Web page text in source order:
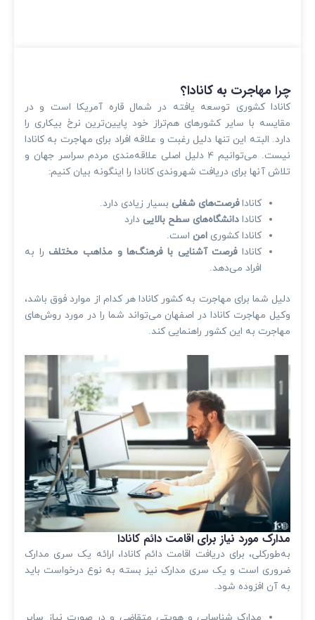
چرا مهاجرت به کانادا؟
کانادا کشوری توسعه یافته در شمال قاره آمریکا است و در
مقایسه با سایر کشورهای هم‌تراز خود پایین‌ترین نرخ بیکاری را
دارد. البته این تنها دلیل رغبت و علاقه افراد برای مهاجرت به کانادا
نیست. می‌توانیم 4 دلیل اصلی علاقه‌مندی مردم سراسر جهان و
تلاش آنها برای دریافت شهروندی کانادا را اینگونه بیان کنیم:
کانادافرصت‌های شغلی بسیار زیادی دارد.
کانادادانشگاه‌های سطح بالایی دارد
کانادا کشوریامن است.
کانادافرصت آشنایی با فرهنگ‌ها و مذاهب مختلف را به
افراد می‌دهد.
دلیل شما برای مهاجرت به کشور کانادا هر کدام از موارد فوق‌ باشد،
وکیل مهاجرت کانادا در اصفهان می‌تواند شما را در مورد روش‌های
مهاجرت به این کشور راهنمایی کند.
مدارک مورد نیاز برای اقامت دائم کانادا
به‌طورکلی، برای دریافت اقامت دائم کانادا، ارائه یک سری مدارک
ضروری است و یک سری مدارک نیز بسته به نوع درخواست باید
به آن افزوده شود.